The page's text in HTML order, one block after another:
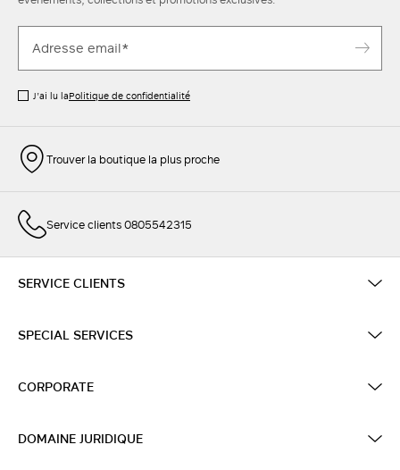
J’ai lu laPolitique de confidentialité
Trouver la boutique la plus proche
Service clients 0805542315
SERVICE CLIENTS
SPECIAL SERVICES
CORPORATE
DOMAINE JURIDIQUE